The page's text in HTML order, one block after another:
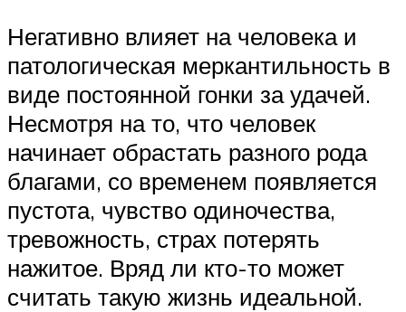
Негативно влияет на человека и
патологическая меркантильность в
виде постоянной гонки за удачей.
Несмотря на то, что человек
начинает обрастать разного рода
благами, со временем появляется
пустота, чувство одиночества,
тревожность, страх потерять
нажитое. Вряд ли кто-то может
считать такую жизнь идеальной.